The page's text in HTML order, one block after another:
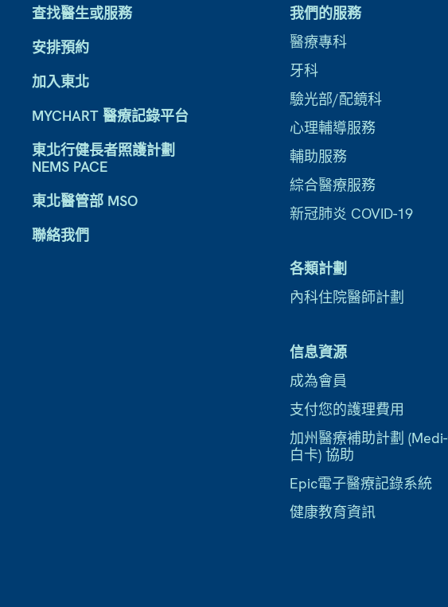
查找醫生或服務
安排預約
加入東北
MYCHART 醫療記錄平台
東北行健長者照護計劃
NEMS PACE
東北醫管部 MSO
聯絡我們
我們的服務
醫療專科
牙科
驗光部/配鏡科
心理輔導服務
輔助服務
綜合醫療服務
新冠肺炎 COVID-19
各類計劃
內科住院醫師計劃
信息資源
成為會員
支付您的護理費用
加州醫療補助計劃
白卡) 協助
Epic電子醫療記錄系統
健康教育資訊